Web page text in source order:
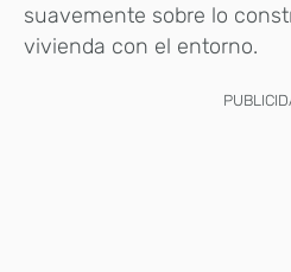
suavemente sobre lo
vivienda con el entorno.